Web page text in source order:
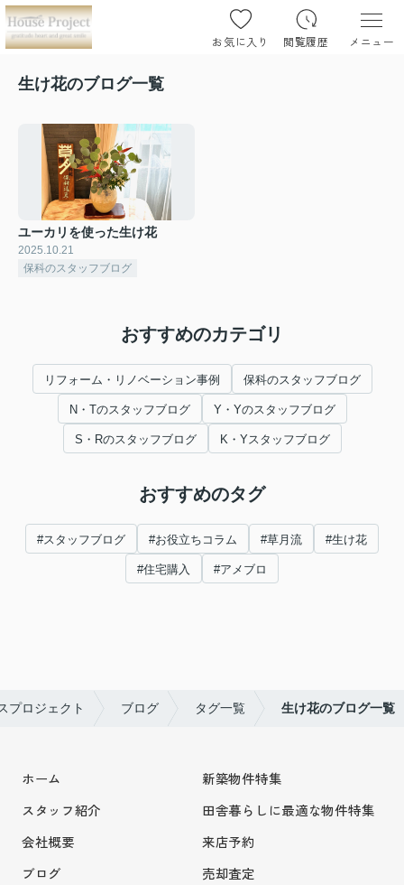
お気に入り 閲覧履歴 メニュー
生け花のブログ一覧
ユーカリを使った生け花
2025.10.21
保科のスタッフブログ
おすすめのカテゴリ
リフォーム・リノベーション事例 保科のスタッフブログ
N・Tのスタッフブログ Y・Yのスタッフブログ
S・Rのスタッフブログ K・Yスタッフブログ
おすすめのタグ
#スタッフブログ #お役立ちコラム #草月流 #生け花
#住宅購入 #アメブロ
プロジェクト ブログ タグ一覧 生け花のブログ一覧
ホーム
スタッフ紹介
会社概要
ブログ
新築物件特集
田舎暮らしに最適な物件特集
来店予約
売却査定